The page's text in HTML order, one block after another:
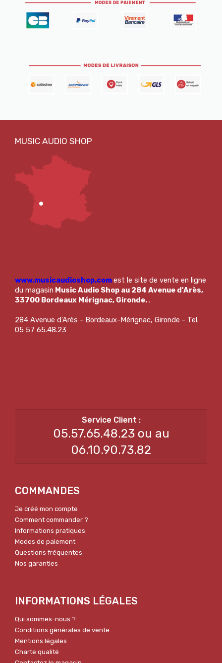
www.musicaudioshop.comest le site de vente en ligne
du magasin Music Audio Shop au 284 Avenue d'Arès,
33700 Bordeaux Mérignac, Gironde..
284 Avenue d'Arès - Bordeaux-Mérignac, Gironde - Tel.
05 57 65.48.23
05.57.65.48.23 ou au
06.10.90.73.82
COMMANDES
Je créé mon compte
Comment commander ?
Informations pratiques
Modes de paiement
Questions fréquentes
Nos garanties
INFORMATIONS LÉGALES
Qui sommes-nous ?
Conditions générales de vente
Mentions légales
Charte qualité